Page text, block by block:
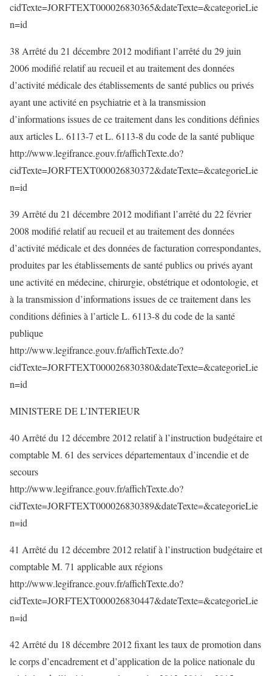
cidTexte=JORFTEXT000026830365&dateTexte=&categorieLie
n=id
38 Arrêté du 21 décembre 2012 modifiant l’arrêté du 29 juin
2006 modifié relatif au recueil et au traitement des données
d’activité médicale des établissements de santé publics ou privés
ayant une activité en psychiatrie et à la transmission
d’informations issues de ce traitement dans les conditions définies
aux articles L. 6113-7 et L. 6113-8 du code de la santé publique
http://www.legifrance.gouv.fr/affichTexte.do?
cidTexte=JORFTEXT000026830372&dateTexte=&categorieLie
n=id
39 Arrêté du 21 décembre 2012 modifiant l’arrêté du 22 février
2008 modifié relatif au recueil et au traitement des données
d’activité médicale et des données de facturation correspondantes,
produites par les établissements de santé publics ou privés ayant
une activité en médecine, chirurgie, obstétrique et odontologie, et
à la transmission d’informations issues de ce traitement dans les
conditions définies à l’article L. 6113-8 du code de la santé
publique
http://www.legifrance.gouv.fr/affichTexte.do?
cidTexte=JORFTEXT000026830380&dateTexte=&categorieLie
n=id
MINISTERE DE L’INTERIEUR
40 Arrêté du 12 décembre 2012 relatif à l’instruction budgétaire et
comptable M. 61 des services départementaux d’incendie et de
secours
http://www.legifrance.gouv.fr/affichTexte.do?
cidTexte=JORFTEXT000026830389&dateTexte=&categorieLie
n=id
41 Arrêté du 12 décembre 2012 relatif à l’instruction budgétaire et
comptable M. 71 applicable aux régions
http://www.legifrance.gouv.fr/affichTexte.do?
cidTexte=JORFTEXT000026830447&dateTexte=&categorieLie
n=id
42 Arrêté du 18 décembre 2012 fixant les taux de promotion dans
le corps d’encadrement et d’application de la police nationale du